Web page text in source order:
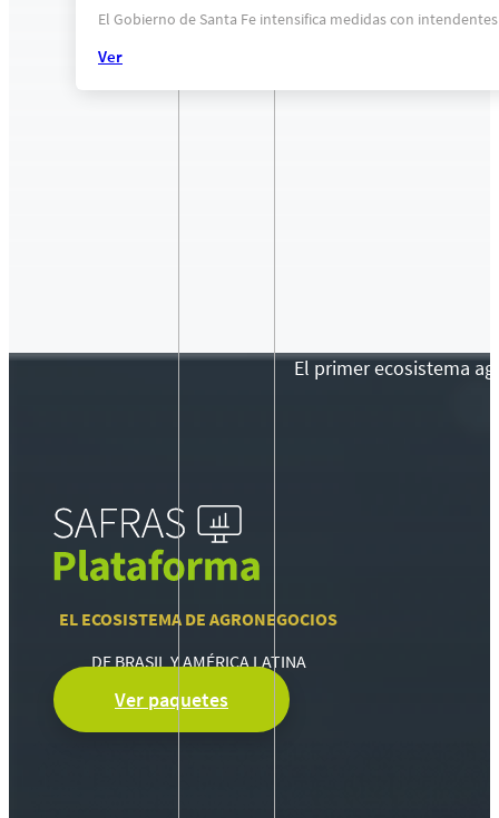
El Gobierno de Santa Fe intensifica medidas con
Ver
El primer ecosistema
EL ECOSISTEMA DE AGRONEGOCIOS
DE BRASIL Y AMÉRICA LATINA
Ver paquetes